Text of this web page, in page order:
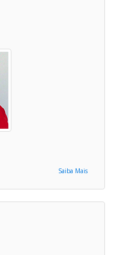
Saiba Mais